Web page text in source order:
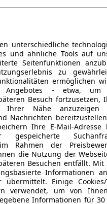
unterschiedliche
und ähnliche Tools auf
Seitenfunktionen
zu
ermöglichen
Angebotes - etwa, um
Besuch fortzusetzen,
Ihrer Nähe anzuzeigen
Nachrichten
Ihre E-Mail-Adresse
Rahmen der
die Nutzung der
Besuchen entfällt. Mit
Informationen
Einige Cookies/
verwendet, um von
Informationen für 30